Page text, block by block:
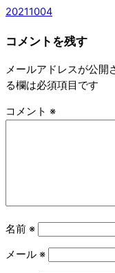
20211004
コメントを残す
メールアドレスが公開
る欄は必須項目です
コメント ※
名前 ※
メール ※